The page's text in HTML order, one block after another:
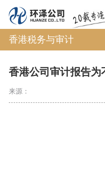
香港税务与审计
香港公司审计报告为
来源：